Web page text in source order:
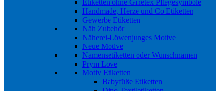
Etiketten ohne Ginetex Pflegesymbole
Handmade, Herze und Co Etiketten
Gewerbe Etiketten
Näh Zubehör
Näherei-Löwenjunges Motive
Neue Motive
Namensetiketten oder Wunschnamen
Prym Love
Motiv Etiketten
Babyfüße Etiketten